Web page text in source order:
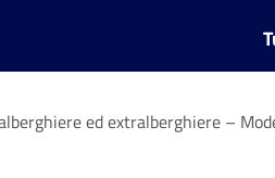
ed extralberghiere –